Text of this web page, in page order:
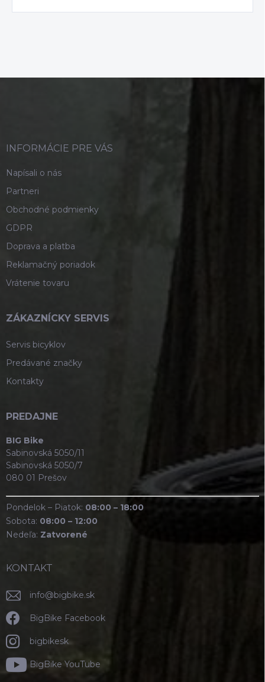
INFORMÁCIE PRE VÁS
Napísali o nás
Partneri
Obchodné podmienky
GDPR
Doprava a platba
Reklamačný poriadok
Vrátenie tovaru
ZÁKAZNÍCKY SERVIS
Servis bicyklov
Predávané značky
Kontakty
PREDAJNE
BIG Bike
Sabinovská 5050/11
Sabinovská 5050/7
080 01 Prešov
Pondelok – Piatok: 08:00 – 18:00
Sobota: 08:00 – 12:00
Nedeľa: Zatvorené
KONTAKT
info@bigbike.sk
BigBike Facebook
bigbikesk
BigBike YouTube